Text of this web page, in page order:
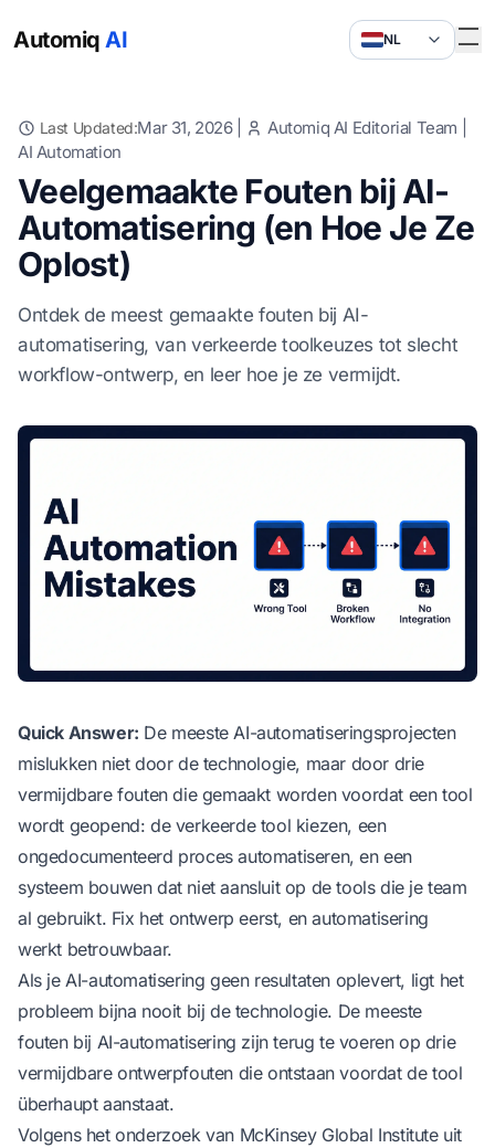
Automiq AI NL
Last Updated:Mar 31, 2026| Automiq AI Editorial Team
AI Automation
Veelgemaakte Fouten bij AI-
Automatisering (en Hoe Je Ze
Oplost)
Ontdek de meest gemaakte fouten bij AI-
automatisering, van verkeerde toolkeuzes tot slecht
workflow-ontwerp, en leer hoe je ze vermijdt.
Quick Answer: De meeste AI-automatiseringsprojecten
mislukken niet door de technologie, maar door drie
vermijdbare fouten die gemaakt worden voordat een tool
wordt geopend: de verkeerde tool kiezen, een
ongedocumenteerd proces automatiseren, en een
systeem bouwen dat niet aansluit op de tools die je team
al gebruikt. Fix het ontwerp eerst, en automatisering
werkt betrouwbaar.
Als je AI-automatisering geen resultaten oplevert, ligt het
probleem bijna nooit bij de technologie. De meeste
fouten bij AI-automatisering zijn terug te voeren op drie
vermijdbare ontwerpfouten die ontstaan voordat de tool
überhaupt aanstaat.
Volgens het onderzoek van McKinsey Global Institute uit